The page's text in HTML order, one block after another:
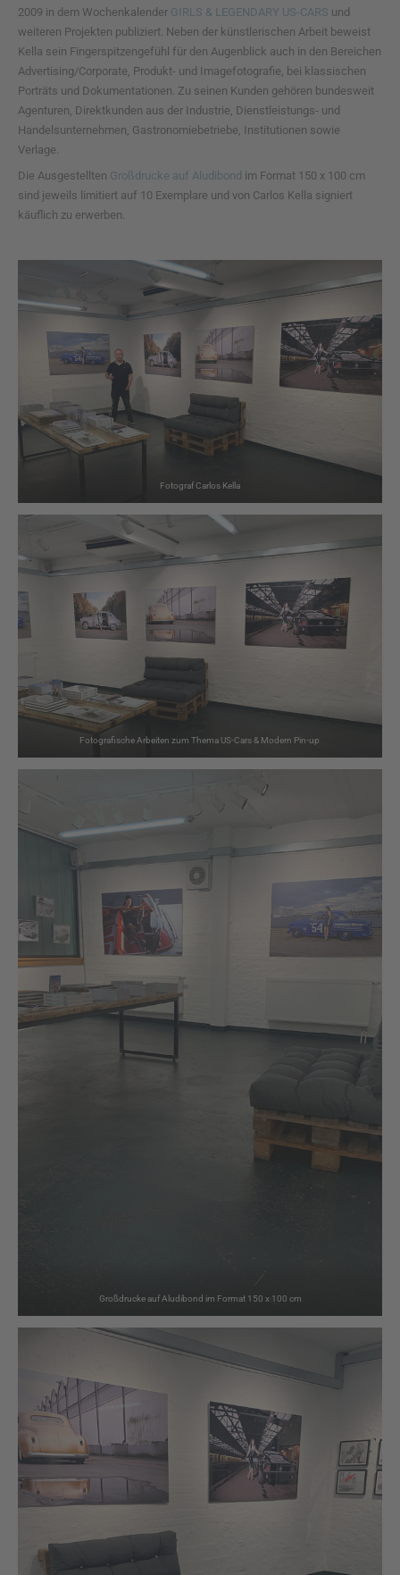
2009 in dem Wochenkalender GIRLS & LEGENDARY US-CARS und
weiteren Projekten publiziert. Neben der künstlerischen Arbeit beweist
Kella sein Fingerspitzengefühl für den Augenblick auch in den Bereichen
Advertising/Corporate, Produkt- und Imagefotografie, bei klassischen
Porträts und Dokumentationen. Zu seinen Kunden gehören bundesweit
Agenturen, Direktkunden aus der Industrie, Dienstleistungs- und
Handelsunternehmen, Gastronomiebetriebe, Institutionen sowie
Verlage.
Die Ausgestellten Großdrucke auf Aludibond im Format 150 x 100 cm
sind jeweils limitiert auf 10 Exemplare und von Carlos Kella signiert
käuflich zu erwerben.
Fotograf Carlos Kella
Fotografische Arbeiten zum Thema US-Cars & Modern Pin-up
Großdrucke auf Aludibond im Format 150 x 100 cm